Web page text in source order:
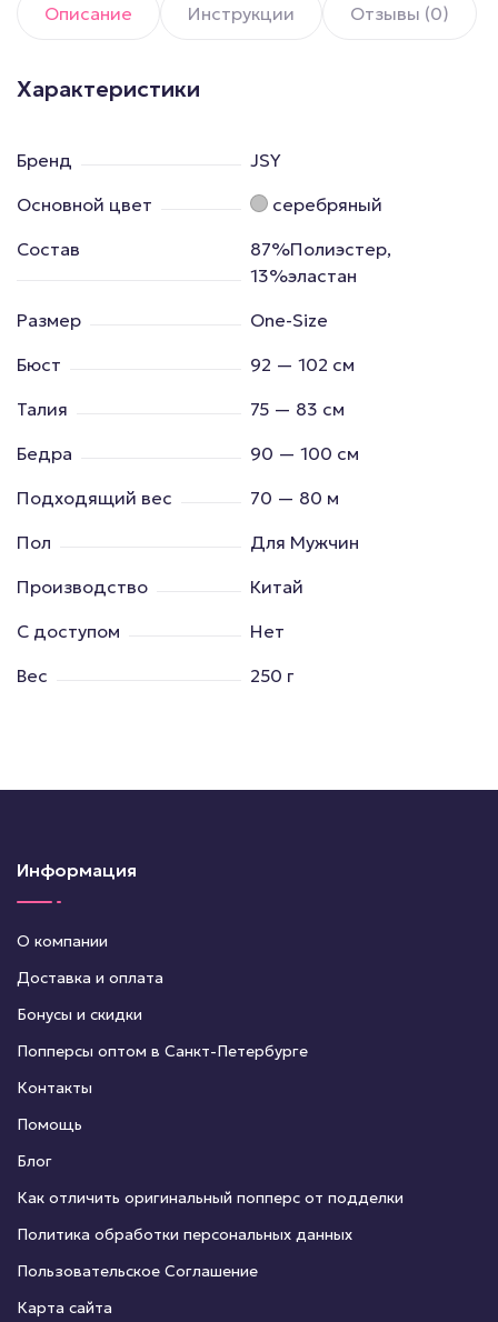
Описание Инструкции Отзывы (0)
Характеристики
Бренд
JSY
Основной цвет
серебряный
Состав
87%Полиэстер,
13%эластан
Размер
One-Size
Бюст
92 — 102 см
Талия
75 — 83 см
Бедра
90 — 100 см
Подходящий вес
70 — 80 м
Пол
Для Мужчин
Производство
Китай
С доступом
Нет
Вес
250 г
Информация
О компании
Доставка и оплата
Бонусы и скидки
Попперсы оптом в Санкт-Петербурге
Контакты
Помощь
Блог
Как отличить оригинальный попперс от подделки
Политика обработки персональных данных
Пользовательское Соглашение
Карта сайта